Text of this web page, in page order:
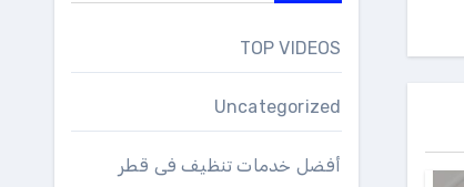
TOP VIDEOS
Uncategorized
أفضل خدمات تنظيف فى قطر